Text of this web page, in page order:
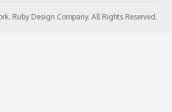
Ruby Design Company. All Rights Reserved.